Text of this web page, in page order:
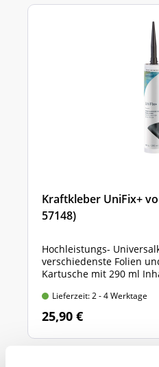
Kraftkleber UniFix+
57148)
Hochleistungs-
verschiedenste Folien
Kartusche mit 290 ml
Lieferzeit: 2 - 4 Werktage
25,90 €